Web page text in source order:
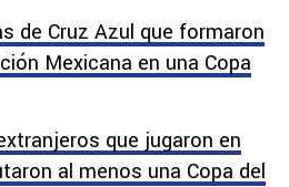
de Cruz Azul que formaron
Mexicana en una Copa
que jugaron en
al menos una Copa del